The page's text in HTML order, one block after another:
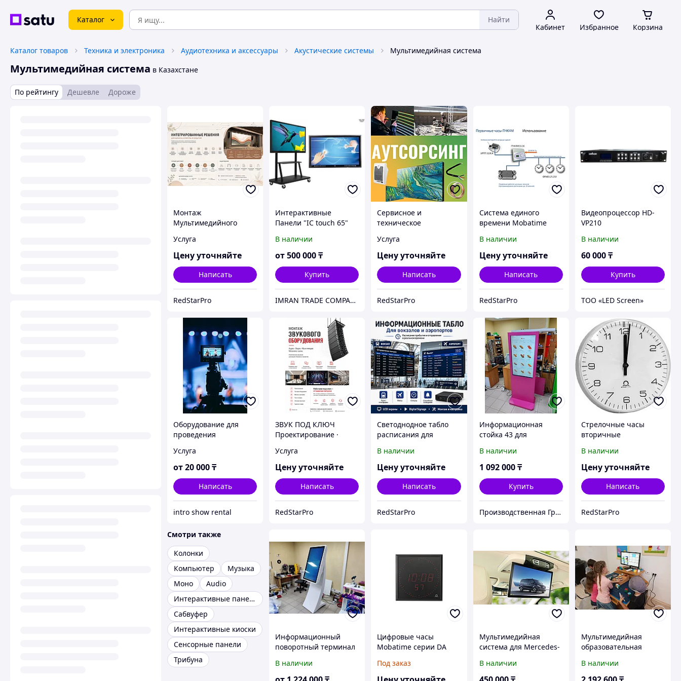
Каталог Найти
Кабинет Избранное Корзина
Каталог товаров Техника и электроника Аудиотехника и аксессуары Акустические системы Мультимедийная система
Мультимедийная система в Казахстане
По рейтингу Дешевле Дороже
Монтаж
Мультимедийного
Конференц систем,
монтаж Светового
оборудования.
Услуга
Цену уточняйте
Написать
RedStarPro
Интерактивные
Панели "IC touch 65"
В наличии
от500 000₸
Купить
IMRAN TRADE COMPANY
Сервисное и
техническое
Услуга
Цену уточняйте
Написать
RedStarPro
Система единого
времени Mobatime
В наличии
Цену уточняйте
Написать
RedStarPro
Видеопроцессор HD-
VP210
В наличии
60 000₸
Купить
ТОО «LED Screen»
Оборудование для
проведения
Интернет-трансляция
(аренда звука, света,
полиграфия) Услуга
Услуга
от20 000₸
Написать
intro show rental
ЗВУК ПОД КЛЮЧ
Проектирование ·
Аудио · Видео · Сцена
Казахстан
Услуга
Цену уточняйте
Написать
RedStarPro
Светоднодное табло
расписания для
В наличии
Цену уточняйте
Написать
RedStarPro
Информационная
стойка 43 для
усиленной подножкой
В наличии
1 092 000 ₸
Купить
Производственная Группа Компаний ITB-TRADE
Стрелочные часы
вторичные
В наличии
Цену уточняйте
Написать
RedStarPro
Смотри также
Колонки
Компьютер
Музыка
Моно
Audio
Интерактивные панели
Сабвуфер
Интерактивные киоски
Сенсорные панели
Трибуна
Информационный
поворотный терминал
В наличии
Цифровые часы
Mobatime серии DA
Под заказ
Мультимедийная
система для Mercedes-
штатный кондиционер
| Сенсорный экран,
В наличии
Мультимедийная
образовательная
В наличии